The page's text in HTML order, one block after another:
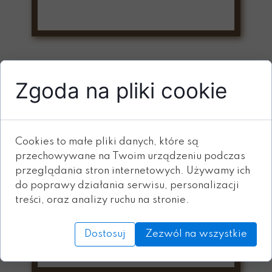
8.
Zgoda na pliki cookie
Cookies to małe pliki danych, które są
przechowywane na Twoim urządzeniu podczas
przeglądania stron internetowych. Używamy ich
do poprawy działania serwisu, personalizacji
treści, oraz analizy ruchu na stronie.
Dostosuj Zezwól na wszystkie